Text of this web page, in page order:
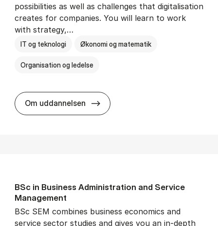
possibilities as well as challenges that digitalisation
creates for companies. You will learn to work
with strategy,…
IT og teknologi Økonomi og matematik
Organisation og ledelse
Om uddannelsen BSc in Busi­ness Ad­min­is­tra­tion
BSc in Busi­ness Ad­min­is­tra­tion and Ser­vice
Man­age­ment
BSc SEM combines business economics and
service sector studies and gives you an in-depth